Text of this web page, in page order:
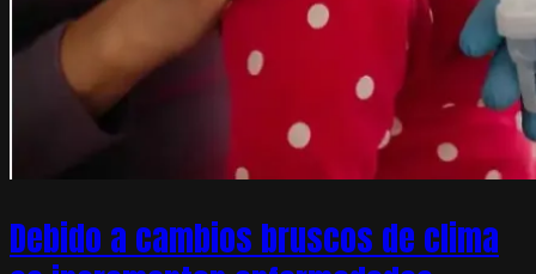
Debido a cambios bruscos de clima